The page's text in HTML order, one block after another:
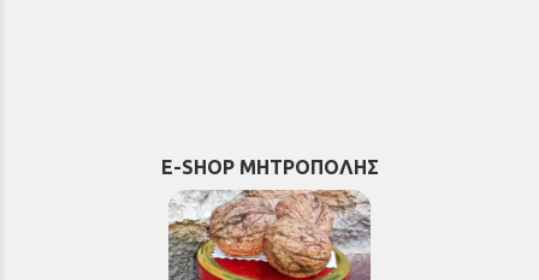
E-SHOP ΜΗΤΡΟΠΟΛΗΣ